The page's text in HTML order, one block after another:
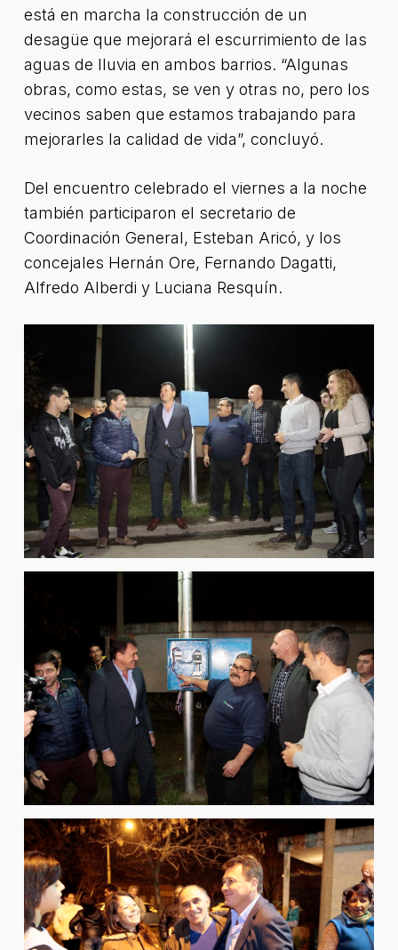
está en marcha la construcción de un
desagüe que mejorará el escurrimiento de las
aguas de lluvia en ambos barrios. “Algunas
obras, como estas, se ven y otras no, pero los
vecinos saben que estamos trabajando para
mejorarles la calidad de vida”, concluyó.
Del encuentro celebrado el viernes a la noche
también participaron el secretario de
Coordinación General, Esteban Aricó, y los
concejales Hernán Ore, Fernando Dagatti,
Alfredo Alberdi y Luciana Resquín.